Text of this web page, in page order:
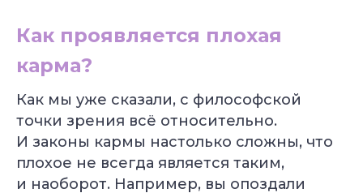
Как проявляется плохая
карма?
Как мы уже сказали, с философской
точки зрения всё относительно.
И законы кармы настолько сложны, что
плохое не всегда является таким,
и наоборот. Например, вы опоздали